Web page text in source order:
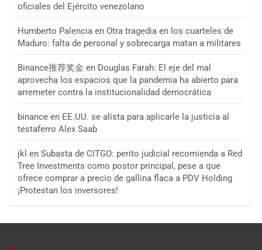
oficiales del Ejército venezolano
Humberto Palencia en Otra tragedia en los cuarteles de
Maduro: falta de personal y sobrecarga matan a militares
Binance推荐奖金 en Douglas Farah: El eje del mal
aprovecha los espacios que la pandemia ha abierto para
arremeter contra la institucionalidad democrática
binance en EE.UU. se alista para aplicarle la justicia al
testaferro Alex Saab
jkl en Subasta de CITGO: perito judicial recomienda a Red
Tree Investments como postor principal, pese a que
ofrece comprar a precio de gallina flaca a PDV Holding
¡Protestan los inversores!